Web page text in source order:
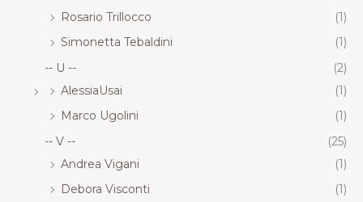
Rosario Trillocco
(1)
Simonetta Tebaldini
(1)
-- U --
(2)
AlessiaUsai
(1)
Marco Ugolini
(1)
-- V --
(25)
Andrea Vigani
(1)
Debora Visconti
(1)